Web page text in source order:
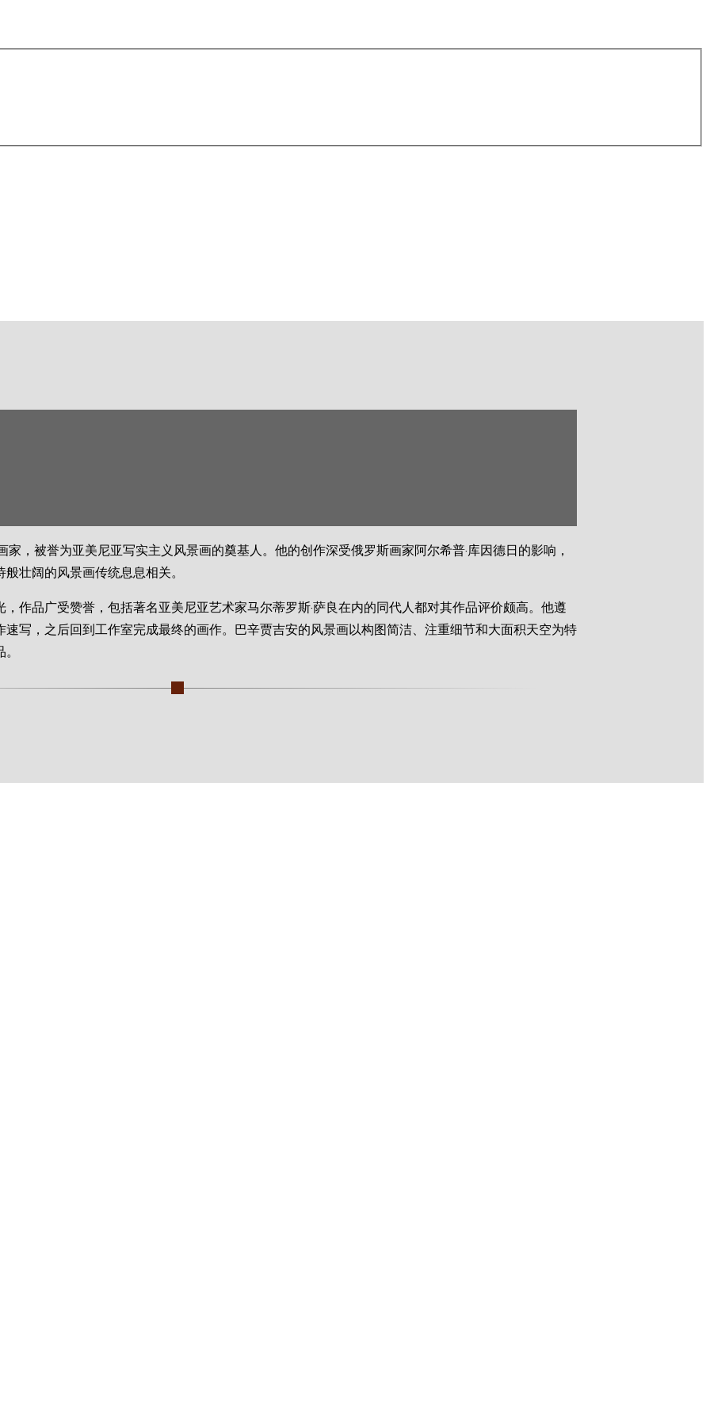
家，被誉为亚美尼亚写实主义风景画的奠基人。他的创作深受俄罗斯画家阿尔希普·库因德日的影响，
壮阔的风景画传统息息相关。
作品广受赞誉，包括著名亚美尼亚艺术家马尔蒂罗斯·萨良在内的同代人都对其作品评价颇高。他遵
写，之后回到工作室完成最终的画作。巴辛贾吉安的风景画以构图简洁、注重细节和大面积天空为特